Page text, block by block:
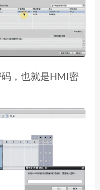
码，也就是HMI密